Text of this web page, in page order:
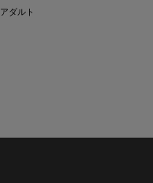
アダルト